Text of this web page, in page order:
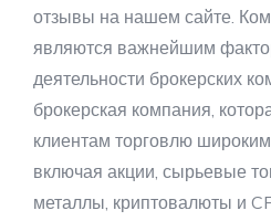
отзывы на нашем сайте.
являются важнейшим
деятельности брокерских
брокерская компания,
клиентам торговлю
включая акции, сырьевые
металлы, криптовалюты и